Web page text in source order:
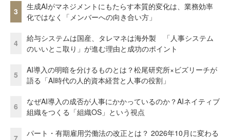
3
生成AIがマネジメントにもたらす本質的変化は、業務効率
化ではなく「メンバーへの向き合い方」
4
給与システムは国産、タレマネは海外製 「人事システム
のいいとこ取り」が進む理由と成功のポイント
5
AI導入の明暗を分けるものとは？松尾研究所×ビズリーチが
語る「AI時代の人的資本経営と人事の役割」
6
なぜAI導入の成否が人事にかかっているのか？AIネイティブ
組織をつくる「組織OS」という視点
パート・有期雇用労働法の改正とは？ 2026年10月に変わる